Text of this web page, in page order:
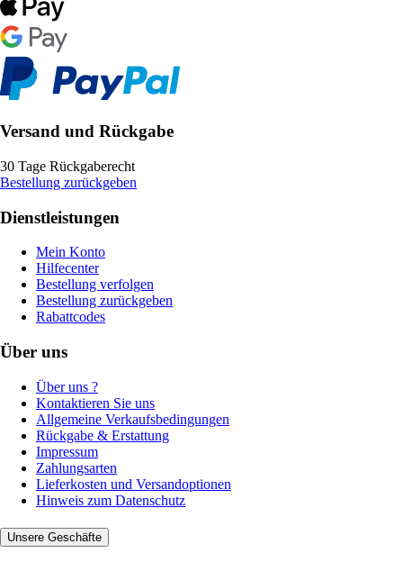
Versand und Rückgabe
30 Tage Rückgaberecht
Bestellung zurückgeben
Dienstleistungen
Mein Konto
Hilfecenter
Bestellung verfolgen
Bestellung zurückgeben
Rabattcodes
Über uns
Über uns ?
Kontaktieren Sie uns
Allgemeine Verkaufsbedingungen
Rückgabe & Erstattung
Impressum
Zahlungsarten
Lieferkosten und Versandoptionen
Hinweis zum Datenschutz
Unsere Geschäfte